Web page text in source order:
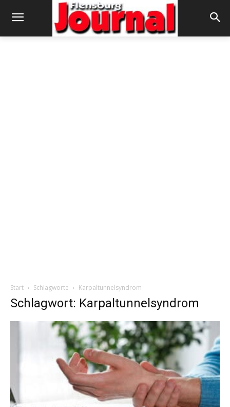
Start Schlagworte Karpaltunnelsyndrom
Schlagwort: Karpaltunnelsyndrom